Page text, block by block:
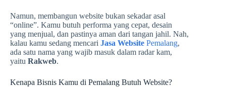
Namun, membangun website bukan sekadar asal
“online”. Kamu butuh performa yang cepat, desain
yang menjual, dan pastinya aman dari tangan jahil. Nah,
kalau kamu sedang mencari Jasa Website Pemalang,
ada satu nama yang wajib masuk dalam radar kam,
yaitu Rakweb.
Kenapa Bisnis Kamu di Pemalang Butuh Website?